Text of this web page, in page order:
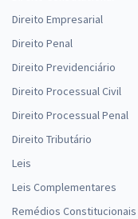
Direito Empresarial
Direito Penal
Direito Previdenciário
Direito Processual Civil
Direito Processual Penal
Direito Tributário
Leis
Leis Complementares
Remédios Constitucionais